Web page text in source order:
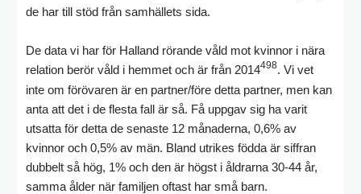
de har till stöd från samhällets sida.
De data vi har för Halland rörande våld mot kvinnor i nära
relation berör våld i hemmet och är från 2014498. Vi vet
inte om förövaren är en partner/före detta partner, men kan
anta att det i de flesta fall är så. Få uppgav sig ha varit
utsatta för detta de senaste 12 månaderna, 0,6% av
kvinnor och 0,5% av män. Bland utrikes födda är siffran
dubbelt så hög, 1% och den är högst i åldrarna 30-44 år,
samma ålder när familjen oftast har små barn.